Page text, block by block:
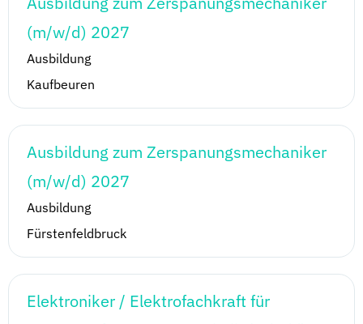
(m/w/d) 2027
Ausbildung
Kaufbeuren
Ausbildung zum Zerspanungsmechaniker
(m/w/d) 2027
Ausbildung
Fürstenfeldbruck
Elektroniker / Elektrofachkraft für